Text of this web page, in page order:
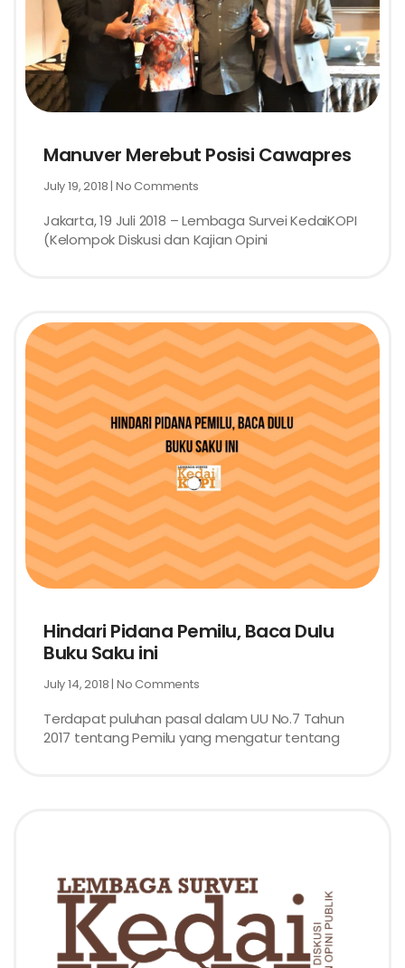
Manuver Merebut Posisi Cawapres
July 19, 2018 No Comments
Jakarta, 19 Juli 2018 – Lembaga Survei KedaiKOPI
(Kelompok Diskusi dan Kajian Opini
Hindari Pidana Pemilu, Baca Dulu
Buku Saku ini
July 14, 2018 No Comments
Terdapat puluhan pasal dalam UU No.7 Tahun
2017 tentang Pemilu yang mengatur tentang